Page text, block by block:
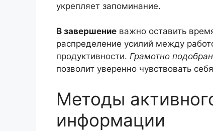
укрепляет запоминание.
В завершение важно оставить
распределение усилий между
продуктивности. Грамотно
позволит уверенно чувствовать
Методы
информации